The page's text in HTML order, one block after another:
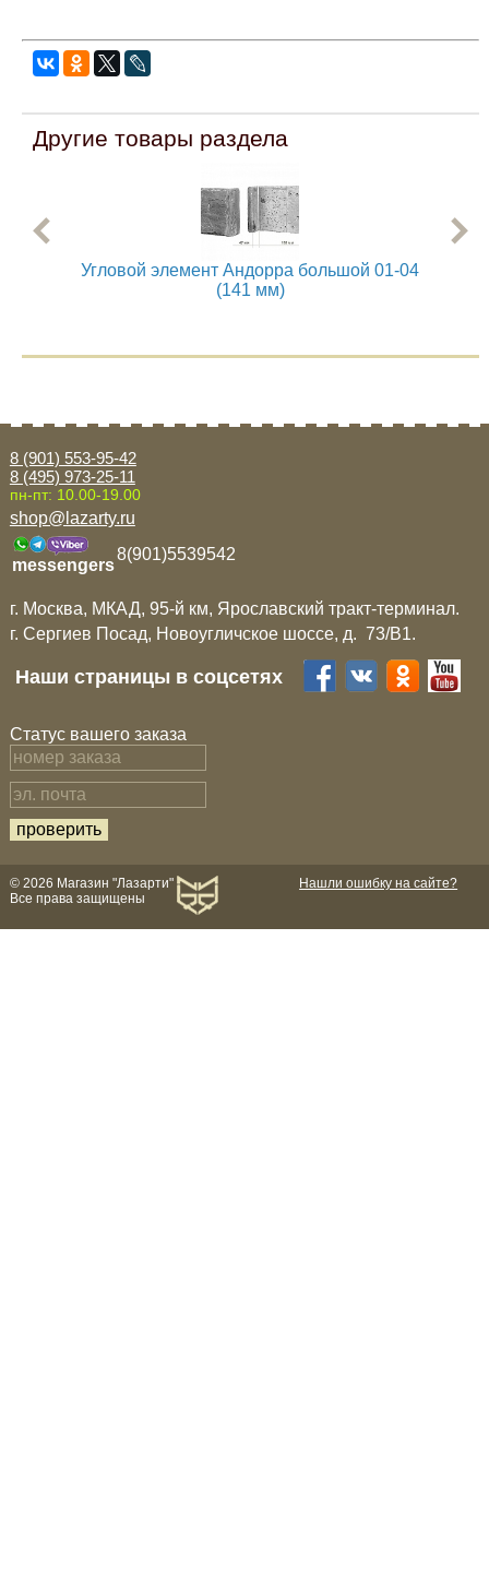
Другие товары раздела
Угловой элемент Андорра большой 01-04
(141 мм)
8 (901) 553-95-42
8 (495) 973-25-11
пн-пт: 10.00-19.00
shop@lazarty.ru
messengers
8(901)5539542
г. Москва, МКАД, 95-й км, Ярославский тракт-терминал.
г. Сергиев Посад, Новоугличское шоссе, д. 73/B1.
Наши страницы в соцсетях
Статус вашего заказа
Нашли ошибку на сайте?
© 2026 Магазин "Лазарти"
Все права защищены
Дополнительные товары